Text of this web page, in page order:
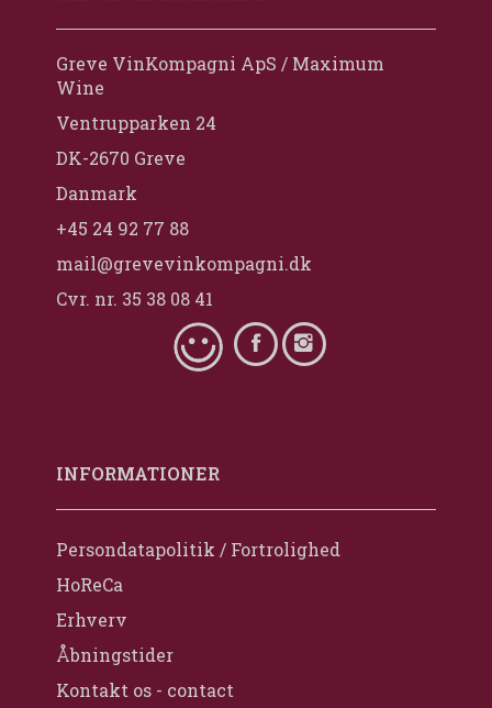
Greve VinKompagni ApS / Maximum
Wine
Ventrupparken 24
DK-2670 Greve
Danmark
+45 24 92 77 88
mail@grevevinkompagni.dk
Cvr. nr. 35 38 08 41
INFORMATIONER
Persondatapolitik / Fortrolighed
HoReCa
Erhverv
Åbningstider
Kontakt os - contact